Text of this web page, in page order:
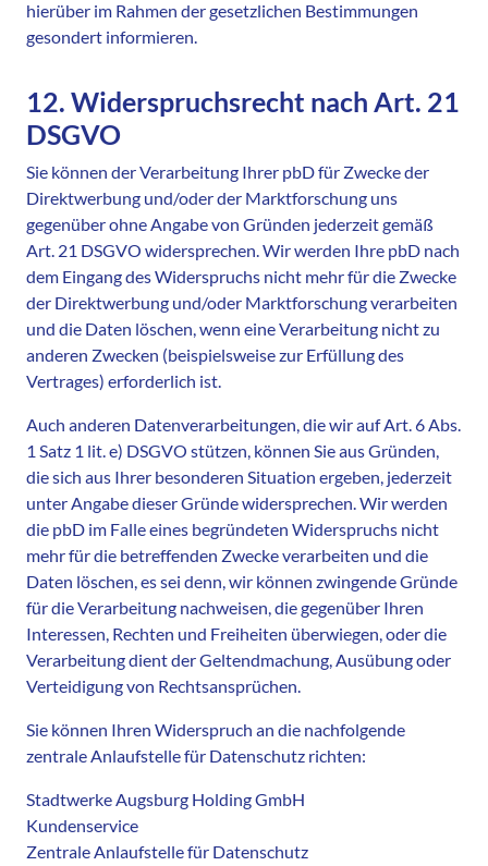
hierüber im Rahmen der gesetzlichen Bestimmungen
gesondert informieren.
12. Widerspruchsrecht nach Art. 21
DSGVO
Sie können der Verarbeitung Ihrer pbD für Zwecke der
Direktwerbung und/oder der Marktforschung uns
gegenüber ohne Angabe von Gründen jederzeit gemäß
Art. 21 DSGVO widersprechen. Wir werden Ihre pbD nach
dem Eingang des Widerspruchs nicht mehr für die Zwecke
der Direktwerbung und/oder Marktforschung verarbeiten
und die Daten löschen, wenn eine Verarbeitung nicht zu
anderen Zwecken (beispielsweise zur Erfüllung des
Vertrages) erforderlich ist.
Auch anderen Datenverarbeitungen, die wir auf Art. 6 Abs.
1 Satz 1 lit. e) DSGVO stützen, können Sie aus Gründen,
die sich aus Ihrer besonderen Situation ergeben, jederzeit
unter Angabe dieser Gründe widersprechen. Wir werden
die pbD im Falle eines begründeten Widerspruchs nicht
mehr für die betreffenden Zwecke verarbeiten und die
Daten löschen, es sei denn, wir können zwingende Gründe
für die Verarbeitung nachweisen, die gegenüber Ihren
Interessen, Rechten und Freiheiten überwiegen, oder die
Verarbeitung dient der Geltendmachung, Ausübung oder
Verteidigung von Rechtsansprüchen.
Sie können Ihren Widerspruch an die nachfolgende
zentrale Anlaufstelle für Datenschutz richten:
Stadtwerke Augsburg Holding GmbH
Kundenservice
Zentrale Anlaufstelle für Datenschutz